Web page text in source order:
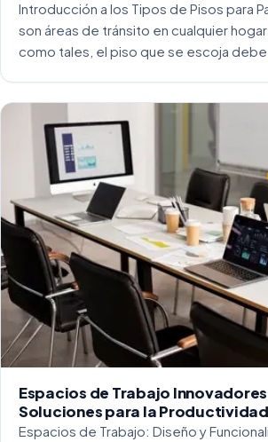
Introducción a los Tipos de Pisos para
son áreas de tránsito en cualquier
como tales, el piso que se escoja
Espacios de Trabajo
Soluciones para la
Espacios de Trabajo: Diseño y